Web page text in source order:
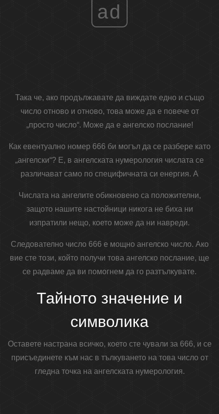
ad
Така че, ако продължавате да виждате едно и също
число отново и отново, това може да е повече от
„просто число“. Може да е ангелско послание!
Как евентуално номер 666 би могъл да се разбере като
„ангелски“? Е, в ангелската нумерология числата се
различават само по специфичната си енергия. A
Числата на ангелите обикновено са положителни,
защото нашите настойници никога не биха ни
изпратили нещо, което може да ни навреди.
Следователно число 666 е мощно ангелско число. Ако
вие сте този, който получи това ангелско послание, ще
се радваме да ви помогнем да го разтълкувате.
Тайното значение и
символика
Оставете настрана всичко, което сте чували за 666, и се
присъединете към нас в тълкуването на това число от
гледна точка на ангелската нумерология.